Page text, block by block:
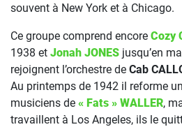
souvent à New York et à Chicago.
Ce groupe comprend encore Cozy
1938 et Jonah JONES jusqu’en
rejoignent l’orchestre de Cab
Au printemps de 1942 il reforme
musiciens de « Fats » WALLER,
travaillent à Los Angeles, ils le